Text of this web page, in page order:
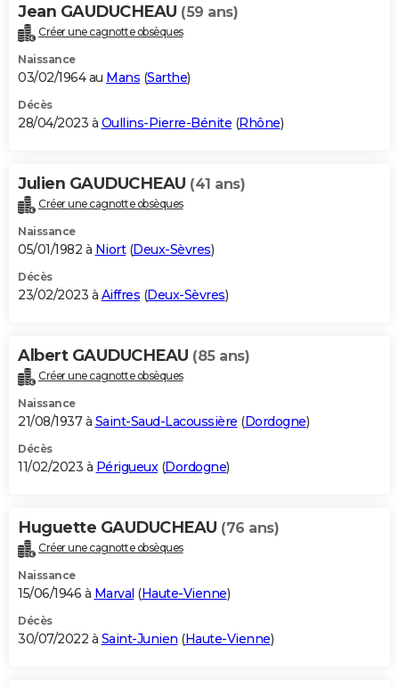
Jean GAUDUCHEAU (59 ans)
Créer une cagnotte obsèques
Naissance
03/02/1964 au Mans (Sarthe)
Décès
28/04/2023 à Oullins-Pierre-Bénite (Rhône)
Julien GAUDUCHEAU (41 ans)
Créer une cagnotte obsèques
Naissance
05/01/1982 à Niort(Deux-Sèvres)
Décès
23/02/2023 à Aiffres (Deux-Sèvres)
Albert GAUDUCHEAU (85 ans)
Créer une cagnotte obsèques
Naissance
21/08/1937 à Saint-Saud-Lacoussière (Dordogne)
Décès
11/02/2023 à Périgueux(Dordogne)
Huguette GAUDUCHEAU (76 ans)
Créer une cagnotte obsèques
Naissance
15/06/1946 à Marval (Haute-Vienne)
Décès
30/07/2022 à Saint-Junien (Haute-Vienne)